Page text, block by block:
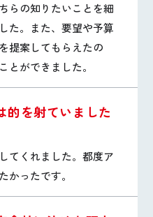
らの知りたいことを細
た。また、要望や予算
提案してもらえたの
とができました。
的を射ていました
てくれました。都度ア
かったです。